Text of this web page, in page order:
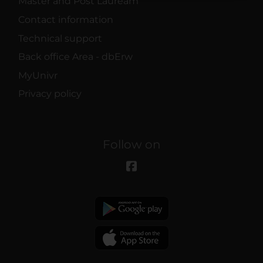
Contact information
Technical support
Back office Area - dbErw
MyUnivr
Privacy policy
Follow on